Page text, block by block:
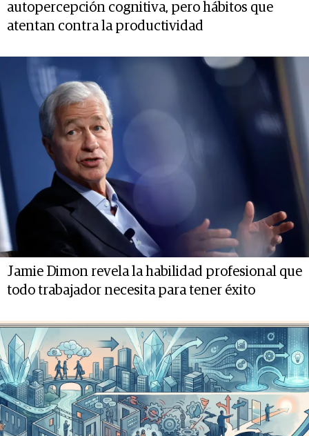
autopercepción cognitiva, pero hábitos que
atentan contra la productividad
Jamie Dimon revela la habilidad profesional que
todo trabajador necesita para tener éxito